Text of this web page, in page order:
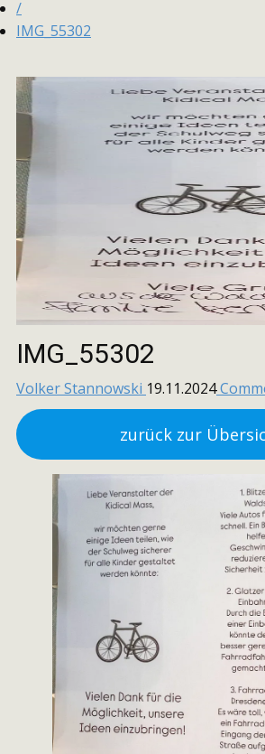
/
IMG_55302
IMG_55302
Volker Stannowski 19.11.2024
zurück zur